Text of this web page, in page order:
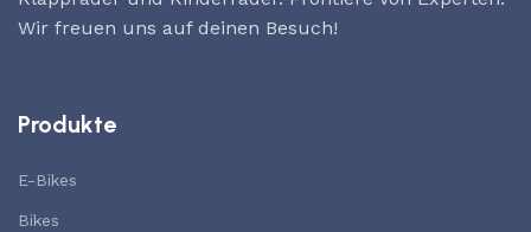
Wir freuen uns auf deinen Besuch!
Produkte
E-Bikes
Bikes